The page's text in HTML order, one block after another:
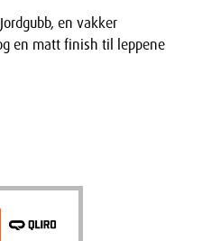
en vakker
en matt finish til leppene